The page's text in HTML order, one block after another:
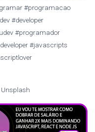
#programacao
#developer
#programador
#javascripts